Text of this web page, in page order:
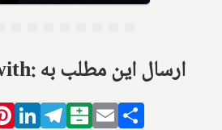
Share this with: ارسال این مطلب به
PinterestLinkedIn
Telegram
Balatarin
Email